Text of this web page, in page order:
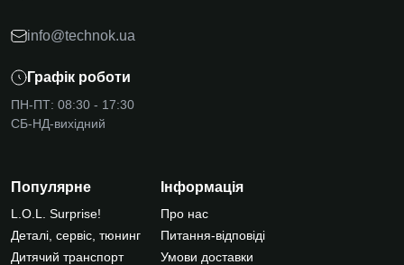
info@technok.ua
Графік роботи
ПН-ПТ: 08:30 - 17:30
СБ-НД-вихідний
Популярне
L.O.L. Surprise!
Деталі, сервіс, тюнинг
Дитячий транспорт
Інформація
Про нас
Питання-відповіді
Умови доставки